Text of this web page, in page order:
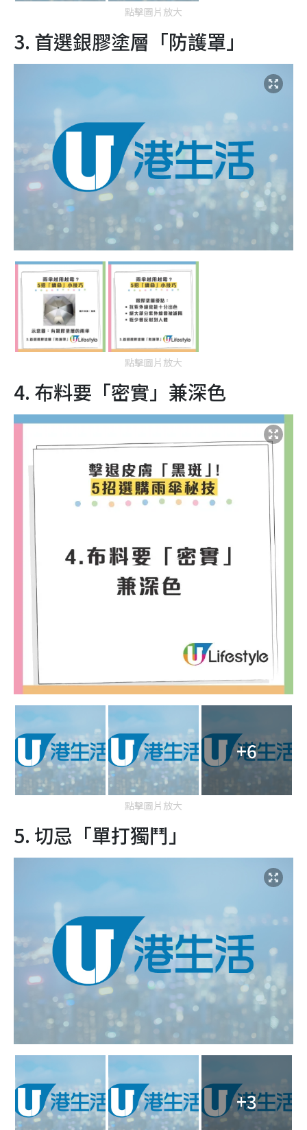
點擊圖片放大
3. 首選銀膠塗層「防護罩」
點擊圖片放大
4. 布料要「密實」兼深色
+6
點擊圖片放大
5. 切忌「單打獨鬥」
+3